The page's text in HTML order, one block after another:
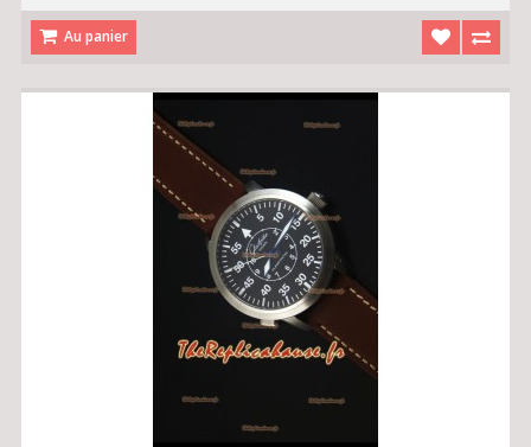
Au panier